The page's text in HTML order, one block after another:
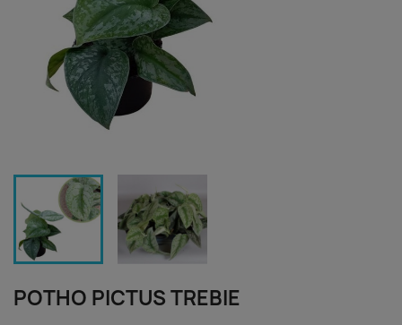
POTHO PICTUS TREBIE